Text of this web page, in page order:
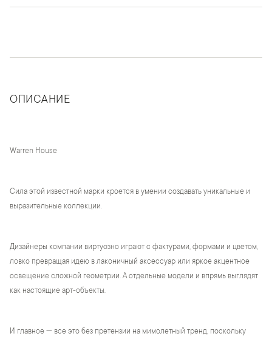
ОПИСАНИЕ
Warren House
Сила этой известной марки кроется в умении создавать уникальные и
выразительные коллекции.
Дизайнеры компании виртуозно играют с фактурами, формами и цветом,
ловко превращая идею в лаконичный аксессуар или яркое акцентное
освещение сложной геометрии. А отдельные модели и впрямь выглядят
как настоящие арт-объекты.
И главное — все это без претензии на мимолетный тренд, поскольку